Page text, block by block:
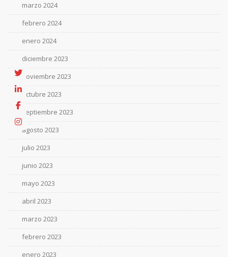
marzo 2024
febrero 2024
enero 2024
diciembre 2023
noviembre 2023
octubre 2023
septiembre 2023
agosto 2023
julio 2023
junio 2023
mayo 2023
abril 2023
marzo 2023
febrero 2023
enero 2023